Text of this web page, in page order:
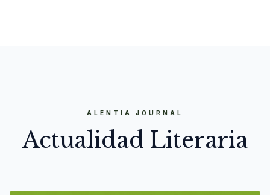
ALENTIA JOURNAL
Actualidad Literaria